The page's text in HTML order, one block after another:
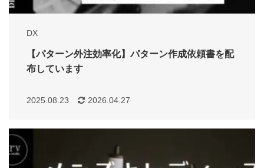
DX
【パターン外注効率化】パターン作成依頼書を配
布しています
2025.08.23 2026.04.27